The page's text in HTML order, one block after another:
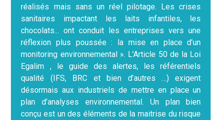
réalisés mais sans un réel pilotage. Les crises
sanitaires impactant les laits infantiles, les
chocolats... ont conduit les entreprises vers une
réflexion plus poussée : la mise en place d’un
monitoring environnemental ». L'Article 50 de la Loi
Egalim , le guide des alertes, les référentiels
qualité (IFS, BRC et bien d’autres …) exigent
désormais aux industriels de mettre en place un
plan d’analyses environnemental. Un plan bien
conçu est un des éléments de la maitrise du risque